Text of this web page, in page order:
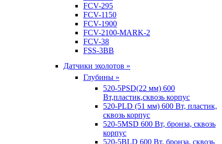
FCV-295
FCV-1150
FCV-1900
FCV-2100-MARK-2
FCV-38
FSS-3BB
Датчики эхолотов »
Глубины »
520-5PSD(22 мм) 600
Вт,пластик,сквозь корпус
520-PLD (51 мм) 600 Вт, пластик,
сквозь корпус
520-5MSD 600 Вт, бронза, сквозь
корпус
520-5BLD 600 Вт, бронза, сквозь